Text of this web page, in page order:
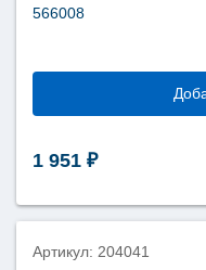
566008
1 951 ₽
Артикул: 204041